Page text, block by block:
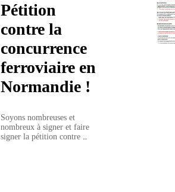
Pétition
contre la
concurrence
ferroviaire en
Normandie !
Soyons nombreuses et
nombreux à signer et faire
signer la pétition contre